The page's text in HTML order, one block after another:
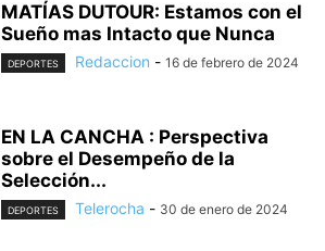
MATÍAS DUTOUR: Estamos con el
Sueño mas Intacto que Nunca
DEPORTES Redaccion - 16 de febrero de 2024
EN LA CANCHA : Perspectiva
sobre el Desempeño de la
Selección...
DEPORTES Telerocha - 30 de enero de 2024